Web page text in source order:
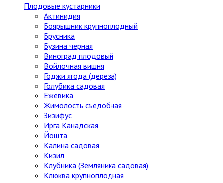
Плодовые кустарники
Актинидия
Боярышник крупноплодный
Брусника
Бузина черная
Виноград плодовый
Войлочная вишня
Годжи ягода (дереза)
Голубика садовая
Ежевика
Жимолость съедобная
Зизифус
Ирга Канадская
Йошта
Калина садовая
Кизил
Клубника (Земляника садовая)
Клюква крупноплодная